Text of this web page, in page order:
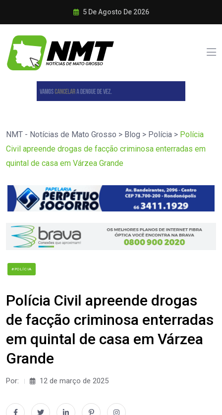
5 De Agosto De 2026
NMT - Notícias de Mato Grosso > Blog > Polícia > Polícia
Civil apreende drogas de facção criminosa enterradas em
quintal de casa em Várzea Grande
#POLÍCIA
Polícia Civil apreende drogas
de facção criminosa enterradas
em quintal de casa em Várzea
Grande
Por: 12 de março de 2025